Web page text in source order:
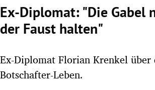
Untermenü
Untermenü
Untermenü
Untermenü
Ex-Diplomat: "Die Gabel
der Faust halten"
Ex-Diplomat Florian Krenkel über
Botschafter-Leben.